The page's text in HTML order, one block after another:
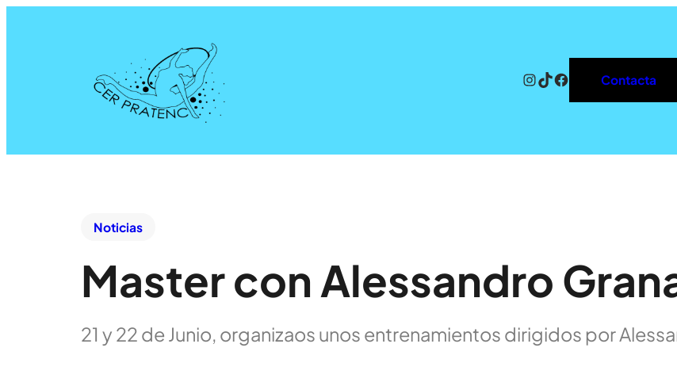
Instagram
TikTok
Facebook
Contacta
Noticias
Master con Alessandro
21 y 22 de Junio, organizaos unos entrenamientos dirigidos por